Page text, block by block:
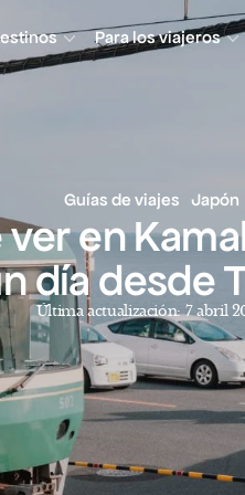
Para los viajeros
Guías de viajes Japón
ver en
día desde
Última actualización: 7 abril